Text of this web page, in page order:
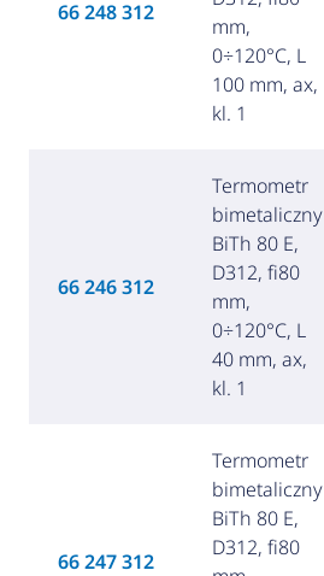
66 248 312
mm,
0÷120°C, L
100 mm, ax,
kl. 1
66 246 312
Termometr
bimetaliczny
BiTh 80 E,
D312, fi80
mm,
0÷120°C, L
40 mm, ax,
kl. 1
66 247 312
Termometr
bimetaliczny
BiTh 80 E,
D312, fi80